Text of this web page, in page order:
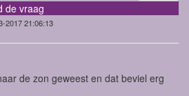
de vraag
2017 21:06:13
de zon geweest en dat beviel erg